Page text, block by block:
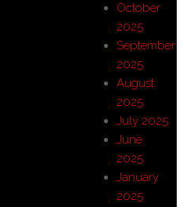
October
2025
September
2025
August
2025
July 2025
June
2025
January
2025